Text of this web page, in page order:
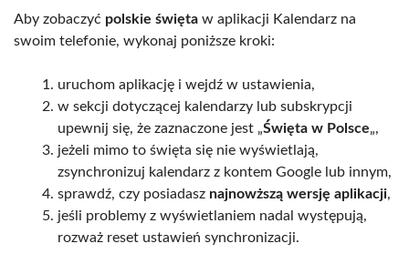
Aby zobaczyć polskie święta w aplikacji Kalendarz na
swoim telefonie, wykonaj poniższe kroki:
uruchom aplikację i wejdź w ustawienia,
w sekcji dotyczącej kalendarzy lub subskrypcji
upewnij się, że zaznaczone jest „Święta w Polsce„,
jeżeli mimo to święta się nie wyświetlają,
zsynchronizuj kalendarz z kontem Google lub innym,
sprawdź, czy posiadasz najnowższą wersję aplikacji,
jeśli problemy z wyświetlaniem nadal występują,
rozważ reset ustawień synchronizacji.